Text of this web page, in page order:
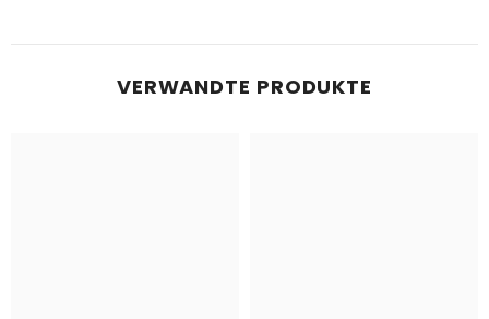
VERWANDTE PRODUKTE